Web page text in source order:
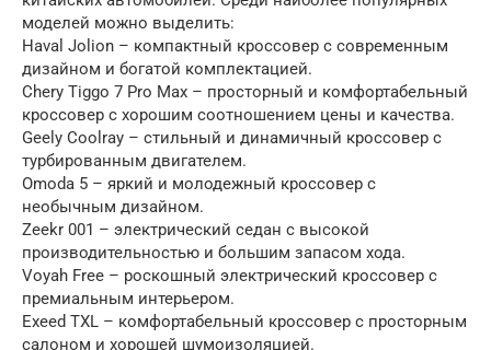
моделей можно выделить:
Haval Jolion – компактный кроссовер с современным
дизайном и богатой комплектацией.
Chery Tiggo 7 Pro Max – просторный и комфортабельный
кроссовер с хорошим соотношением цены и качества.
Geely Coolray – стильный и динамичный кроссовер с
турбированным двигателем.
Omoda 5 – яркий и молодежный кроссовер с
необычным дизайном.
Zeekr 001 – электрический седан с высокой
производительностью и большим запасом хода.
Voyah Free – роскошный электрический кроссовер с
премиальным интерьером.
Exeed TXL – комфортабельный кроссовер с просторным
салоном и хорошей шумоизоляцией.